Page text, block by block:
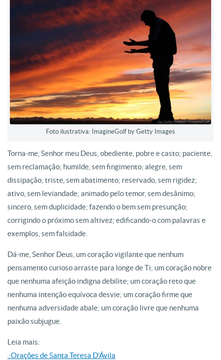
Foto ilustrativa: ImagineGolf by Getty Images
Torna-me, Senhor meu Deus, obediente, pobre e casto; paciente,
sem reclamação; humilde, sem fingimento; alegre, sem
dissipação; triste, sem abatimento; reservado, sem rigidez;
ativo, sem leviandade; animado pelo temor, sem desânimo;
sincero, sem duplicidade; fazendo o bem sem presunção;
corrigindo o próximo sem altivez; edificando-o com palavras e
exemplos, sem falsidade.
Dá-me, Senhor Deus, um coração vigilante que nenhum
pensamento curioso arraste para longe de Ti; um coração nobre
que nenhuma afeição indigna debilite; um coração reto que
nenhuma intenção equívoca desvie; um coração firme que
nenhuma adversidade abale; um coração livre que nenhuma
paixão subjugue.
Leia mais:
.:Orações de Santa Teresa D’Ávila